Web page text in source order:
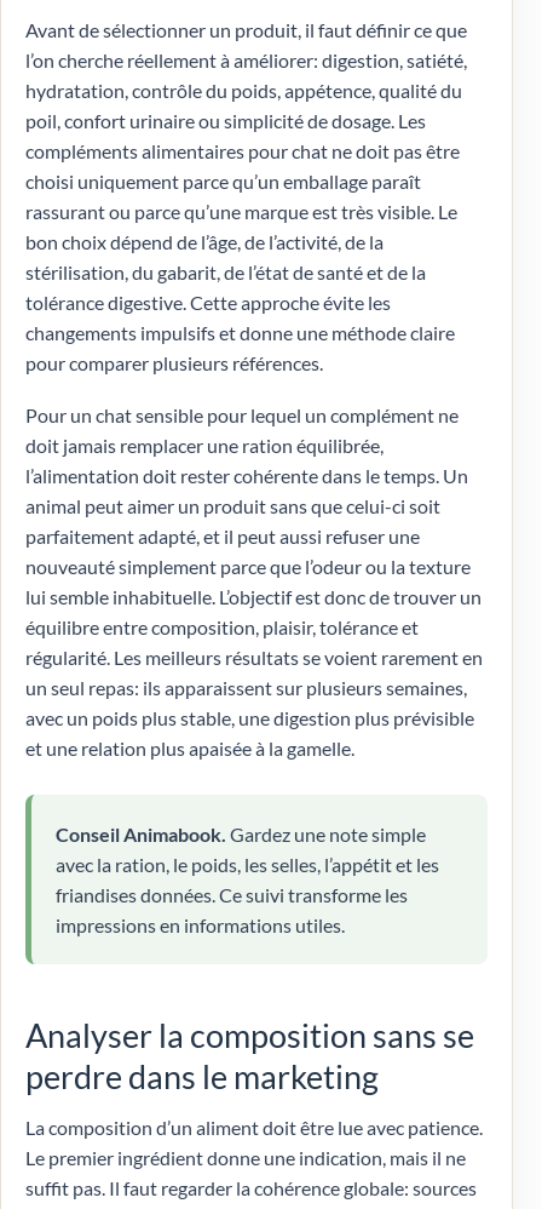
Avant de sélectionner un produit, il faut définir ce que
l’on cherche réellement à améliorer: digestion, satiété,
hydratation, contrôle du poids, appétence, qualité du
poil, confort urinaire ou simplicité de dosage. Les
compléments alimentaires pour chat ne doit pas être
choisi uniquement parce qu’un emballage paraît
rassurant ou parce qu’une marque est très visible. Le
bon choix dépend de l’âge, de l’activité, de la
stérilisation, du gabarit, de l’état de santé et de la
tolérance digestive. Cette approche évite les
changements impulsifs et donne une méthode claire
pour comparer plusieurs références.
Pour un chat sensible pour lequel un complément ne
doit jamais remplacer une ration équilibrée,
l’alimentation doit rester cohérente dans le temps. Un
animal peut aimer un produit sans que celui-ci soit
parfaitement adapté, et il peut aussi refuser une
nouveauté simplement parce que l’odeur ou la texture
lui semble inhabituelle. L’objectif est donc de trouver un
équilibre entre composition, plaisir, tolérance et
régularité. Les meilleurs résultats se voient rarement en
un seul repas: ils apparaissent sur plusieurs semaines,
avec un poids plus stable, une digestion plus prévisible
et une relation plus apaisée à la gamelle.
Conseil Animabook. Gardez une note simple
avec la ration, le poids, les selles, l’appétit et les
friandises données. Ce suivi transforme les
impressions en informations utiles.
Analyser la composition sans se
perdre dans le marketing
La composition d’un aliment doit être lue avec patience.
Le premier ingrédient donne une indication, mais il ne
suffit pas. Il faut regarder la cohérence globale: sources